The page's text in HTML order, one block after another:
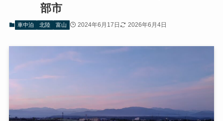
部市
車中泊 北陸 富山 2024年6月17日 2026年6月4日